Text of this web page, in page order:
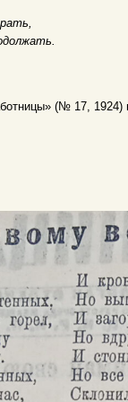
(№ 17, 1924)